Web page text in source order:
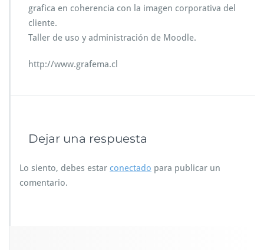
grafica en coherencia con la imagen corporativa del
cliente.
Taller de uso y administración de Moodle.
http://www.grafema.cl
Dejar una respuesta
Lo siento, debes estar conectado para publicar un
comentario.